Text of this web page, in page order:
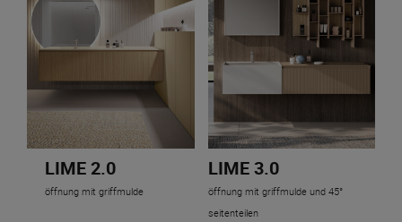
LIME 2.0
öffnung mit griffmulde
LIME 3.0
öffnung mit griffmulde und 45°
seitenteilen